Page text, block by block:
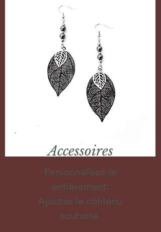
Accessoires
Personnalisez-le
entièrement.
Ajoutez le contenu
souhaité.